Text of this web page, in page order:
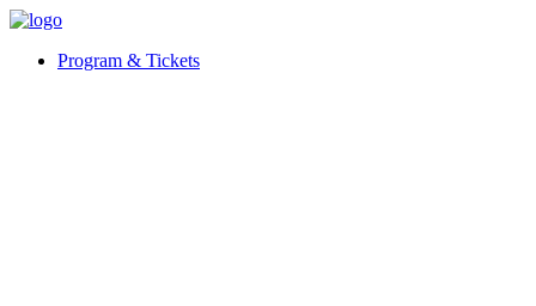
Program & Tickets